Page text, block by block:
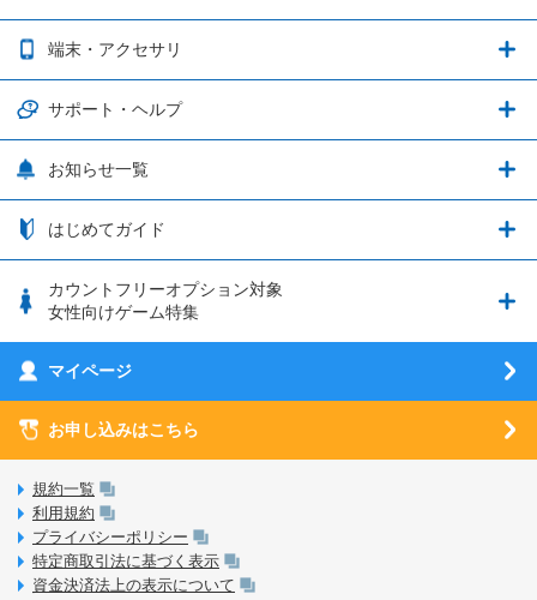
データ通信容量繰り越し
通信エリアと通信速度状況
つながる端末保証
フィルタリングアプリ
5G回線オプションについて
LINE年齢認証について
LinksStoreについて
ブレイブソード×ブレイズソウル
ウマ娘 プリティーダービー
プリンセスコネクト！Re:Dive
釣り★スタ
ウマスクについて
3種類のSIMタイプ
日割り計算
お得なキャンペーン実施中！
OPPO端末購入キャンペーン第5弾
端末・アクセサリ
端末・アクセサリ
iPhone利用について
動作確認済み端末一覧
サポート・ヘルプ
サポート・ヘルプ
nanoSIM･microSIM･通常SIMの初期設定方法
eSIMの初期設定方法
MVNOのギモンを解消！
3Dセキュアについて
未成年者の方のご契約
通信制限について
お知らせ一覧
お知らせ一覧
はじめてガイド
はじめてガイド
SIMサービスについて
SIMロック解除ガイド
LinksMateのサービスについて
LPについて
カウントフリーオプション対象
女性向けゲーム特集
刀剣乱舞-ONLINE- Pocket
あんさんぶるスターズ！！Music
マイページ
お申し込みはこちら
規約一覧
利用規約
プライバシーポリシー
特定商取引法に基づく表示
資金決済法上の表示について